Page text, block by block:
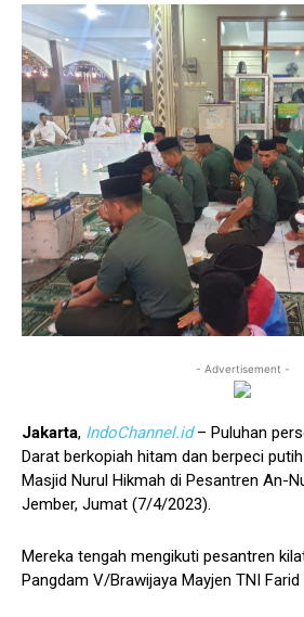
- Advertisement -
Jakarta, IndoChannel.id– Puluhan
Darat berkopiah hitam dan berpeci
Masjid Nurul Hikmah di Pesantren An-
Jember, Jumat (7/4/2023).
Mereka tengah mengikuti pesantren
Pangdam V/Brawijaya Mayjen TNI Farid